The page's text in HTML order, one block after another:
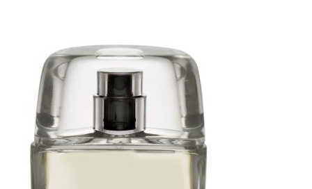
Kasse
Mein Konto
Warenkorb